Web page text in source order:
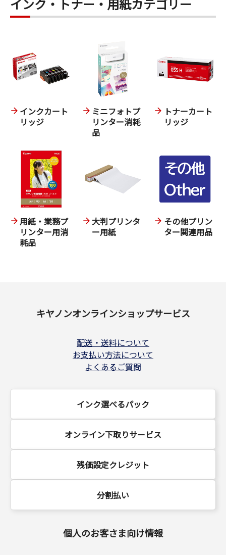
インク・トナー・用紙カテゴリー
インクカート
リッジ
ミニフォトプ
リンター消耗
品
トナーカート
リッジ
用紙・業務プ
リンター用消
耗品
大判プリンタ
ー用紙
その他プリン
ター関連用品
キヤノンオンラインショップサービス
配送・送料について
お支払い方法について
よくあるご質問
インク選べるパック
オンライン下取りサービス
残価設定クレジット
分割払い
個人のお客さま向け情報